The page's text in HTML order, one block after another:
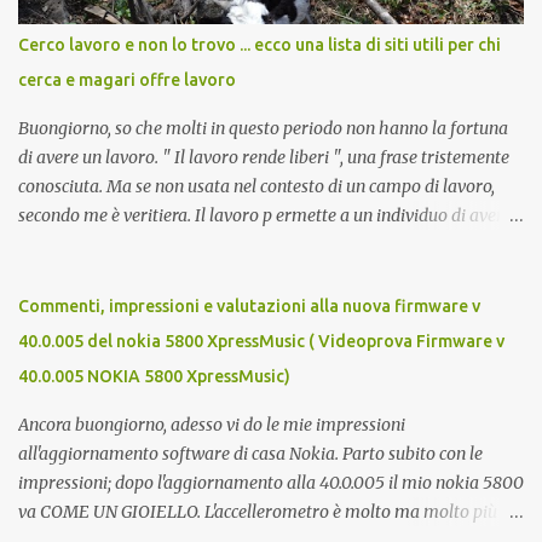
Cerco lavoro e non lo trovo ... ecco una lista di siti utili per chi
cerca e magari offre lavoro
Buongiorno, so che molti in questo periodo non hanno la fortuna
di avere un lavoro. " Il lavoro rende liberi ", una frase tristemente
conosciuta. Ma se non usata nel contesto di un campo di lavoro,
secondo me è veritiera. Il lavoro p ermette a un individuo di avere
libertà. Mi auguro dunque questo elenco possa essere d'aiuto.
Buona fortuna a tutti e buona giornata, Luca Zecca Jooble Trovit
CercoLavoro.com Motore Lavoro Subito.it (Sezione OFFERTE DI
LAVORO) Info Jobs
Commenti, impressioni e valutazioni alla nuova firmware v
40.0.005 del nokia 5800 XpressMusic ( Videoprova Firmware v
40.0.005 NOKIA 5800 XpressMusic)
Ancora buongiorno, adesso vi do le mie impressioni
all'aggiornamento software di casa Nokia. Parto subito con le
impressioni; dopo l'aggiornamento alla 40.0.005 il mio nokia 5800
va COME UN GIOIELLO. L'accellerometro è molto ma molto più